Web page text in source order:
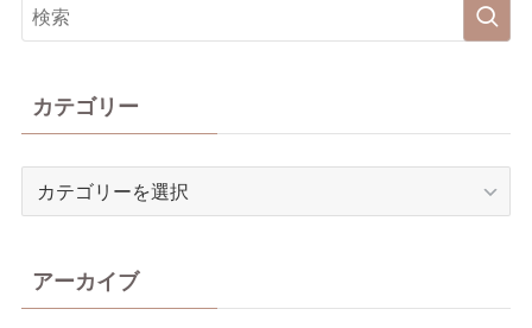
カテゴリー
リ
ー
アーカイブ